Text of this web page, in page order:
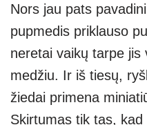
Nors jau pats
pupmedis priklauso
neretai vaikų tarpe
medžiu. Ir iš tiesų,
žiedai primena
Skirtumas tik tas, kad